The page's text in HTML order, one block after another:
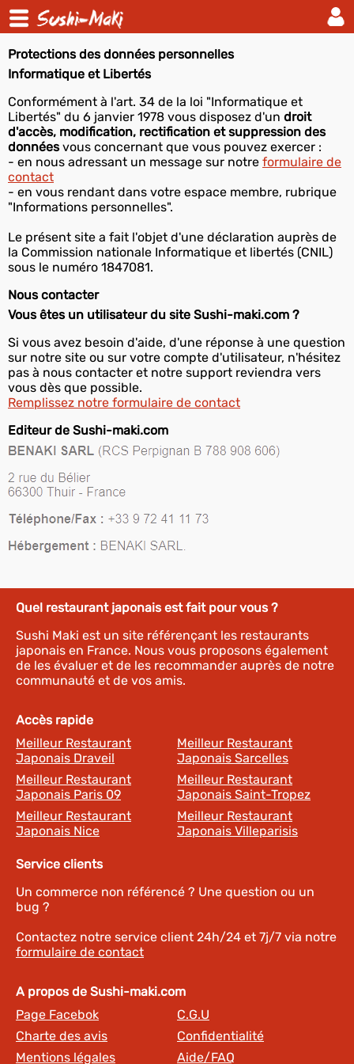
Mentions légales
Protections des données personnelles
Informatique et Libertés
Conformément à l'art. 34 de la loi "Informatique et
Libertés" du 6 janvier 1978 vous disposez d'un droit
d'accès, modification, rectification et suppression des
donnéesvous concernant que vous pouvez exercer :
- en nous adressant un message sur notre formulaire de
contact
- en vous rendant dans votre espace membre, rubrique
"Informations personnelles".
Le présent site a fait l'objet d'une déclaration auprès de
la Commission nationale Informatique et libertés (CNIL)
sous le numéro 1847081.
Nous contacter
Vous êtes un utilisateur du site Sushi-maki.com ?
Si vous avez besoin d'aide, d'une réponse à une question
sur notre site ou sur votre compte d'utilisateur, n'hésitez
pas à nous contacter et notre support reviendra vers
vous dès que possible.
Remplissez notre formulaire de contact
Editeur de Sushi-maki.com
Quel restaurant japonais est fait pour vous ?
Sushi Maki est un site référençant les restaurants
japonais en France. Nous vous proposons également
de les évaluer et de les recommander auprès de notre
communauté et de vos amis.
Accès rapide
Meilleur Restaurant
Japonais Draveil
Meilleur Restaurant
Japonais Sarcelles
Meilleur Restaurant
Japonais Paris 09
Meilleur Restaurant
Japonais Saint-Tropez
Meilleur Restaurant
Japonais Nice
Meilleur Restaurant
Japonais Villeparisis
Service clients
Un commerce non référencé ? Une question ou un
bug ?
Contactez notre service client 24h/24 et 7j/7 via notre
formulaire de contact
A propos de Sushi-maki.com
Page Facebok
C.G.U
Charte des avis
Confidentialité
Mentions légales
Aide/FAQ